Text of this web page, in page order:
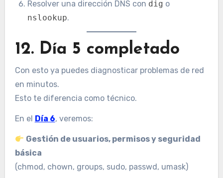
Resolver una dirección DNS con dig o
nslookup.
12. Día 5 completado
Con esto ya puedes diagnosticar problemas de red
en minutos.
Esto te diferencia como técnico.
En el Día 6, veremos:
Gestión de usuarios, permisos y seguridad
básica
(chmod, chown, groups, sudo, passwd, umask)